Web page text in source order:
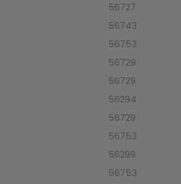
56727
56743
56753
56729
56729
56294
56729
56753
56299
56753